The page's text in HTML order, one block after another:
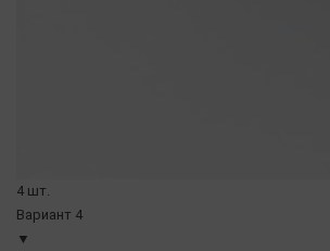
4 шт.
Вариант 4
▼